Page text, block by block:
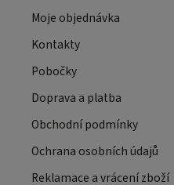
Moje objednávka
Kontakty
Pobočky
Doprava a platba
Obchodní podmínky
Ochrana osobních údajů
Reklamace a vrácení zboží